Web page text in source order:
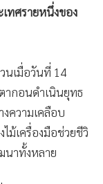
ทศรายหนึ่งของ
นเมื่อวันที่ 14
ากอนดำเนินยุทธ
ความเคลือบ
ม้เครื่องมือช่วยชีวิ
นาทั้งหลาย